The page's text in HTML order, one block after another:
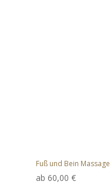
Fuß und Bein Massage
ab 60,00 €